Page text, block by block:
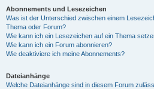
Abonnements und Lesezeichen
Was ist der Unterschied zwischen einem
Thema oder Forum?
Wie kann ich ein Lesezeichen auf ein Thema
Wie kann ich ein Forum abonnieren?
Wie deaktiviere ich meine Abonnements?
Dateianhänge
Welche Dateianhänge sind in diesem Forum